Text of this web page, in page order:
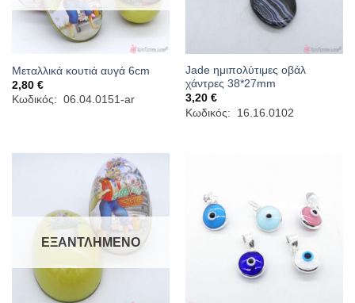
Μεταλλικά κουτιά αυγά 6cm
2,80 €
Κωδικός: 06.04.0151-ar
Jade ημιπολύτιμες οβάλ
χάντρες 38*27mm
3,20 €
Κωδικός: 16.16.0102
ΕΞΑΝΤΛΗΜΈΝΟ